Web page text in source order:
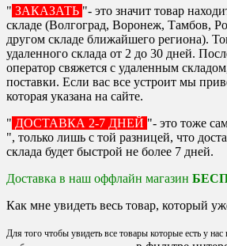
" ЗАКАЗАТЬ "- это значит товар
складе (Волгоград, Воронеж, Тамбов,
другом складе ближайшего региона).
удаленного склада от 2 до 30 дней.
оператор свяжется с удаленным
поставки. Если вас все устроит мы
которая указана на сайте.
" ДОСТАВКА 2-7 ДНЕЙ "- это тоже
", только лишь с той разницей, что
склада будет быстрой не более 7 дней.
Доставка в наш оффлайн магазин
Как мне увидеть весь товар, который
Для того чтобы увидеть все товары которые есть у